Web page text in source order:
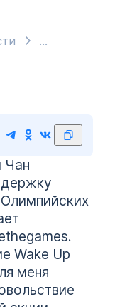
Чан
Wake Up
меня